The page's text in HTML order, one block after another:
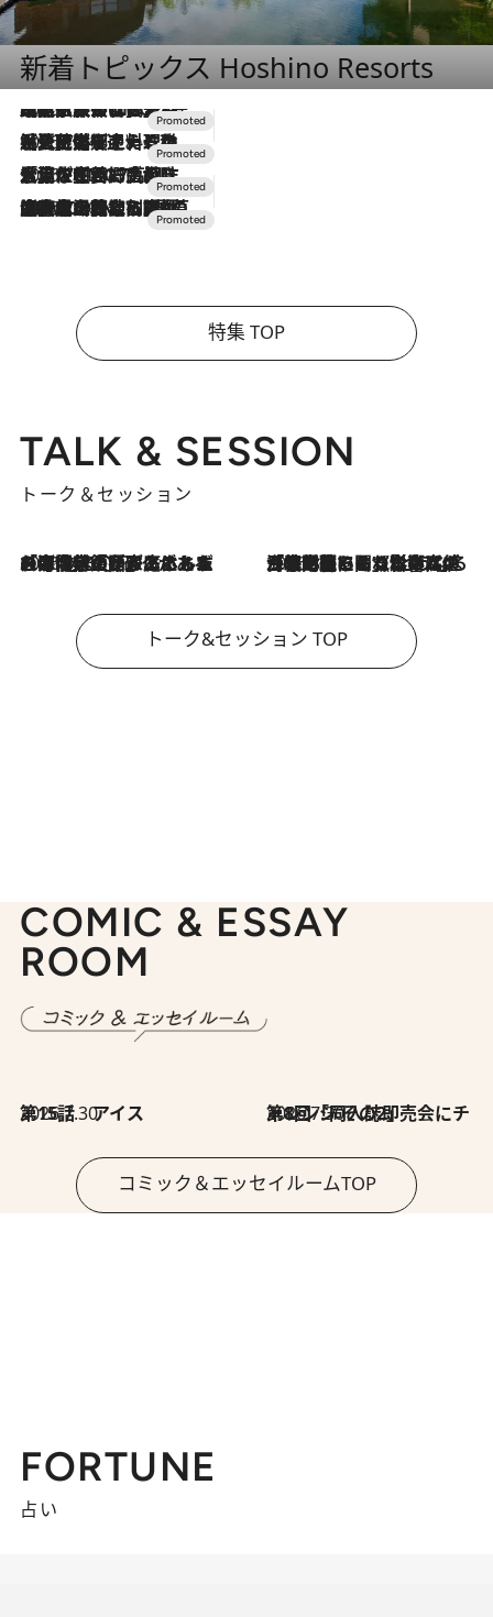
新着トピックス Hoshino Resorts
2026.7.31
【ホテル帰省】という選択肢をOMOが提案。家族とほどよい距離を保つには「昼は実家、夜は気兼ねなくホテルで！」
2026.7.24
【夏限定ディナーコース】旬を迎える稚鮎や花ズッキーニなどをイタリア・トスカーナの郷土料理の手法で満喫！
2026.7.17
「土佐和ハーブかき氷」がOMO7高知に登場！生姜、山椒、大葉など目にも舌にも涼を呼ぶ郷土の味
2026.7.10
NEW OPEN！【界 草津】名湯の地に誕生。趣の異なる2種の温泉と上州ならではの会席・蕎麦割烹など美食を味わう究極の癒やし旅
特集 TOP
TALK & SESSION
トーク＆セッション
2026.8.3
「今後値上げがあるとすれば…」「リスクがあるのは今年の冬」エネルギー専門家が語る、ホルムズ海峡封鎖が家庭にもたらす“ある心配” 2026.8.3
「住宅建てられない…」「サーチャージ料の高値が続いている」ホルムズ海峡封鎖による影響はいつまで続く？《エネルギー専門家に聞く“どうなる日本の暮らし”》
トーク&セッション TOP
COMIC & ESSAY
ROOM
2026.7.30
第15話 アイス 2026.7.30
第8回「同人誌即売会にチャレンジ その2」
コミック＆エッセイルームTOP
FORTUNE
占い